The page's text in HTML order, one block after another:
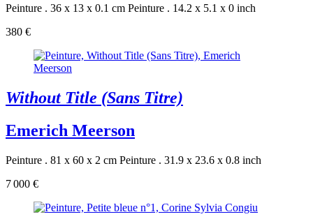
Peinture . 36 x 13 x 0.1 cm Peinture . 14.2 x 5.1 x 0 inch
380 €
Without Title (Sans Titre)
Emerich Meerson
Peinture . 81 x 60 x 2 cm Peinture . 31.9 x 23.6 x 0.8 inch
7 000 €